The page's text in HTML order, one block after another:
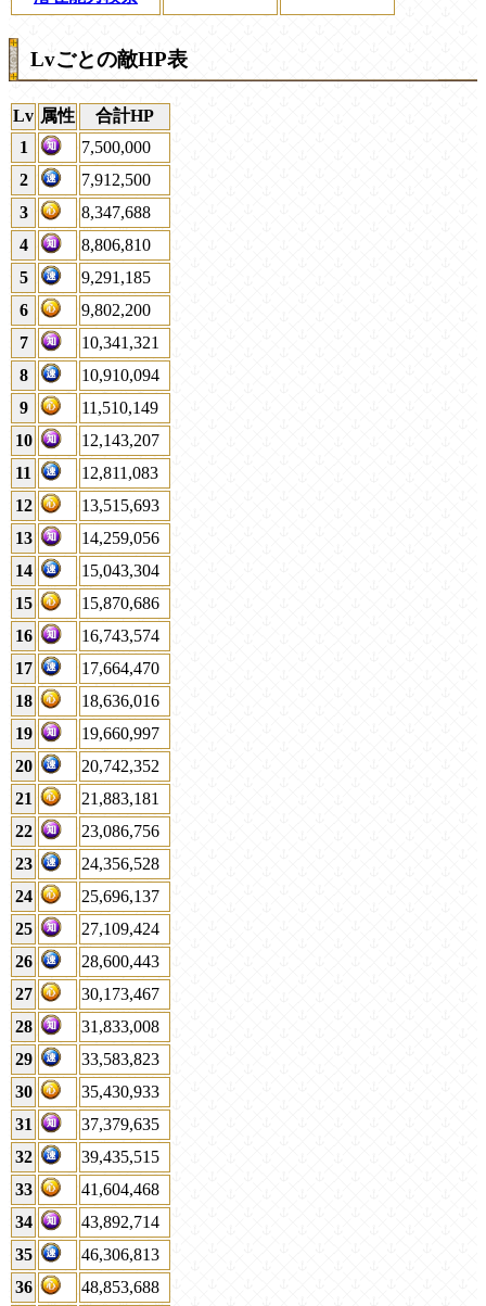
Lvごとの敵HP表
Lv 属性
合計HP
1
7,500,000
2
7,912,500
3
8,347,688
4
8,806,810
5
9,291,185
6
9,802,200
7
10,341,321
8
10,910,094
9
11,510,149
10
12,143,207
11
12,811,083
12
13,515,693
13
14,259,056
14
15,043,304
15
15,870,686
16
16,743,574
17
17,664,470
18
18,636,016
19
19,660,997
20
20,742,352
21
21,883,181
22
23,086,756
23
24,356,528
24
25,696,137
25
27,109,424
26
28,600,443
27
30,173,467
28
31,833,008
29
33,583,823
30
35,430,933
31
37,379,635
32
39,435,515
33
41,604,468
34
43,892,714
35
46,306,813
36
48,853,688